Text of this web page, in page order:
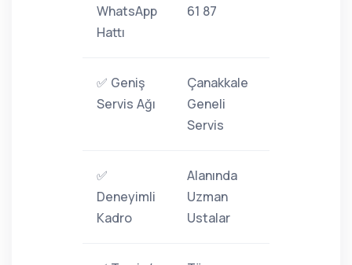
WhatsApp
Hattı
61 87
✅ Geniş
Servis Ağı
Çanakkale
Geneli
Servis
✅
Deneyimli
Kadro
Alanında
Uzman
Ustalar